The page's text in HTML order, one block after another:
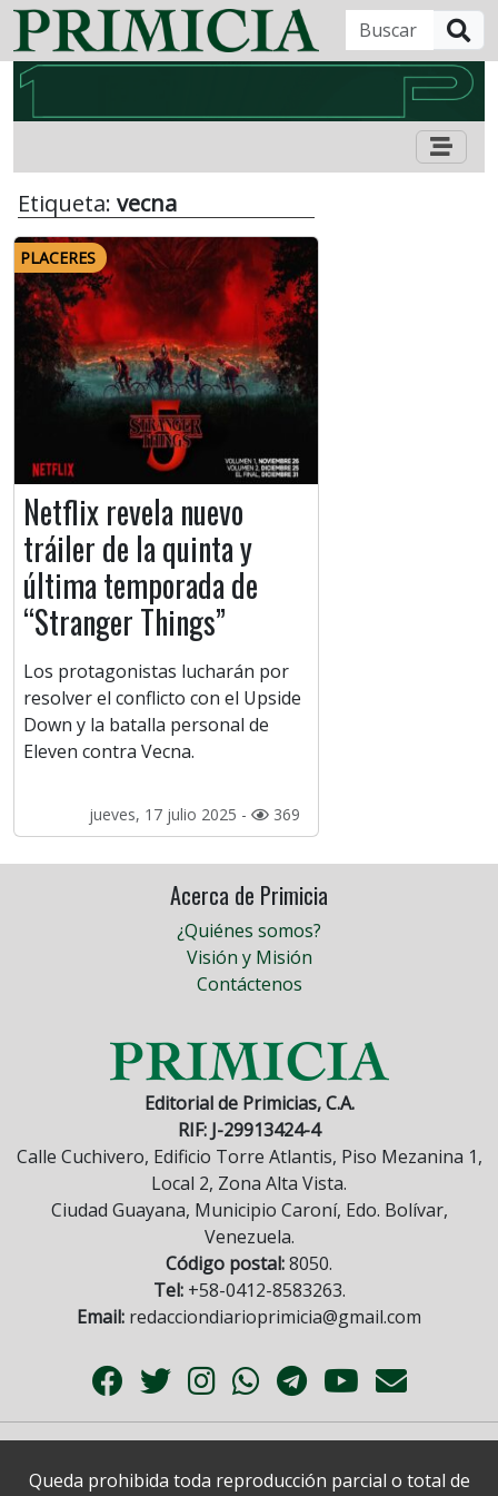
Etiqueta: vecna
PLACERES
Netflix revela nuevo
tráiler de la quinta y
última temporada de
“Stranger Things”
Los protagonistas lucharán por
resolver el conflicto con el Upside
Down y la batalla personal de
Eleven contra Vecna.
jueves, 17 julio 2025 - 369
Acerca de Primicia
¿Quiénes somos?
Visión y Misión
Contáctenos
Editorial de Primicias, C.A.
RIF: J-29913424-4
Calle Cuchivero, Edificio Torre Atlantis, Piso Mezanina 1,
Local 2, Zona Alta Vista.
Ciudad Guayana, Municipio Caroní, Edo. Bolívar,
Venezuela.
Código postal:8050.
Tel:+58-0412-8583263.
Email: redacciondiarioprimicia@gmail.com
Queda prohibida toda reproducción parcial o total de